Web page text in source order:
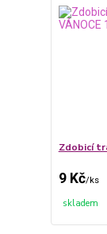
Zdobicí
9 Kč/ks
skladem